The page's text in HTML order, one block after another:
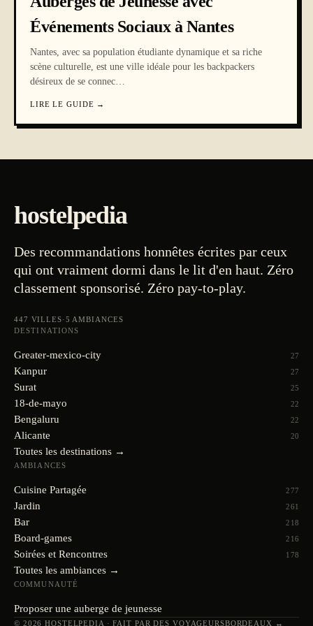
Événements Sociaux à Nantes
Nantes, avec sa population étudiante dynamique et sa riche
scène culturelle, est une ville idéale pour les backpackers
désireux de se connec…
LIRE LE GUIDE →
hostelpedia
Des recommandations honnêtes écrites par ceux
qui ont vraiment dormi dans le lit d'en haut. Zéro
classement sponsorisé. Zéro pay-to-play.
447 VILLES·5 AMBIANCES
DESTINATIONS
Greater-mexico-city 27
Kanpur 27
Surat 25
18-de-mayo 22
Bengaluru 22
Alicante 20
Toutes les destinations →
AMBIANCES
Cuisine Partagée 277
Jardin 261
Bar 218
Board-games 216
Soirées et Rencontres 178
Toutes les ambiances →
COMMUNAUTÉ
Proposer une auberge de jeunesse
© 2026 HOSTELPEDIA · FAIT PAR DES VOYAGEURSBORDEAUX ↔